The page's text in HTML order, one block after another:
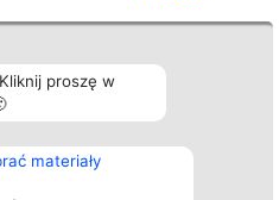
proszę w
materiały
Kontakt
Kontakt